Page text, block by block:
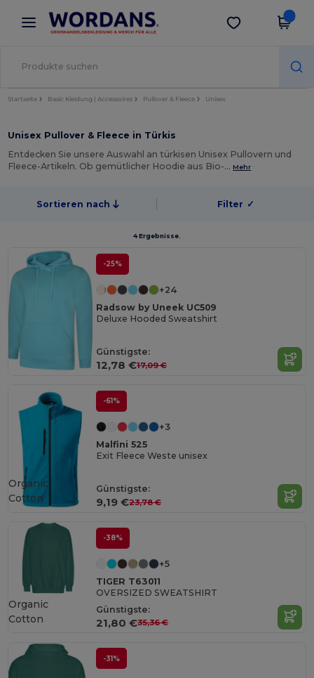
× Wordans App
Bessere Preise in der App!
App holen
Startseite Basic Kleidung | Accessoires Pullover & Fleece Unisex
Unisex Pullover & Fleece in Türkis
Entdecken Sie unsere Auswahl an türkisen Unisex Pullovern und
Fleece-Artikeln. Ob gemütlicher Hoodie aus Bio-… Mehr
Sortieren nach Filter ✓
4 Ergebnisse.
-25%
+24
Radsow by Uneek UC509
Deluxe Hooded Sweatshirt
Günstigste:
12,78 €17,09 €
-61%
+3
Malfini 525
Exit Fleece Weste unisex
Günstigste:
9,19 €23,78 €
Organic
Cotton
-38%
+5
TIGER T63011
OVERSIZED SWEATSHIRT
Günstigste:
21,80 €35,36 €
Organic
Cotton
-31%